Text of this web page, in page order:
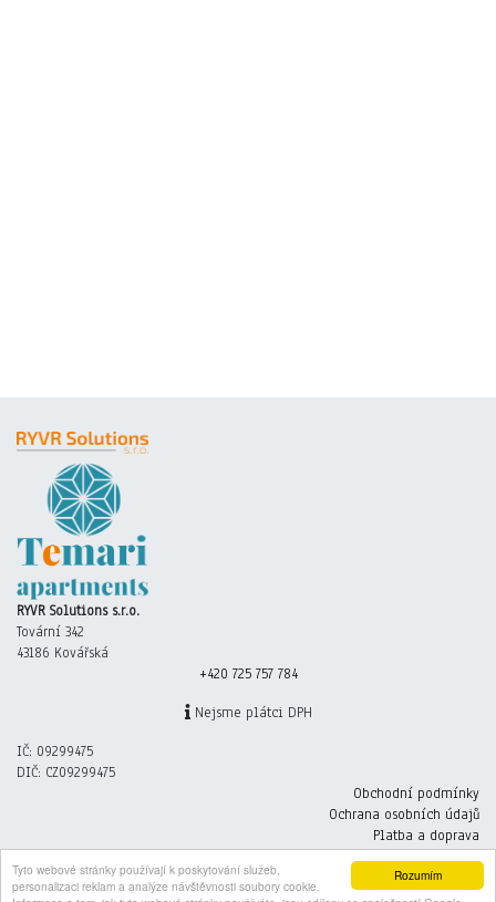
Rozumím
Tyto webové stránky používají k poskytování služeb,
personalizaci reklam a analýze návštěvnosti soubory cookie.
RYVR Solutions s.r.o.
Tovární 342
43186 Kovářská
+420 725 757 784
Nejsme plátci DPH
IČ: 09299475
DIČ: CZ09299475
Obchodní podmínky
Ochrana osobních údajů
Platba a doprava